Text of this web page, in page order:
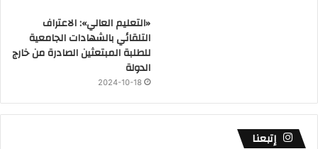
«التعليم العالي»: الاعتراف
التلقائي بالشهادات الجامعية
للطلبة المبتعثين الصادرة من خارج
الدولة
2024-10-18
إتبعنا